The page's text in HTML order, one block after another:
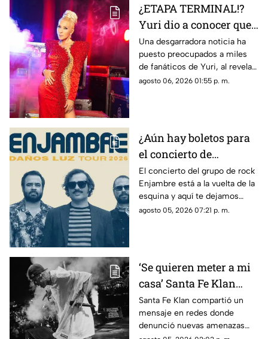
¿ETAPA TERMINAL!?
Yuri dio a conocer que
fue diagnosticada con
cáncer; esto se sabe
Una desgarradora noticia ha
puesto preocupados a miles
de fanáticos de Yuri, al revelar
que fue diagnosticada con
agosto 06, 2026 01:55 p. m.
¿Aún hay boletos para
el concierto de
Enjambre en Veracruz?
Esto sabemos
El concierto del grupo de rock
Enjambre está a la vuelta de la
esquina y aquí te dejamos
algunos detalles que te podrían
agosto 05, 2026 07:21 p. m.
‘Se quieren meter a mi
casa’ Santa Fe Klan
denuncia AMENAZAS
tras balacera en su
tienda
Santa Fe Klan compartió un
mensaje en redes donde
denunció nuevas amenazas